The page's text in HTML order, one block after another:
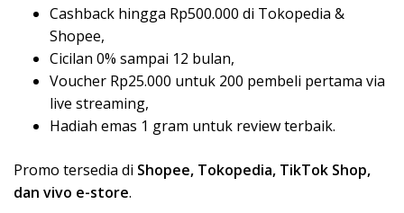
Cashback hingga Rp500.000 di Tokopedia &
Shopee,
Cicilan 0% sampai 12 bulan,
Voucher Rp25.000 untuk 200 pembeli pertama via
live streaming,
Hadiah emas 1 gram untuk review terbaik.
Promo tersedia di Shopee, Tokopedia, TikTok Shop,
dan vivo e-store.